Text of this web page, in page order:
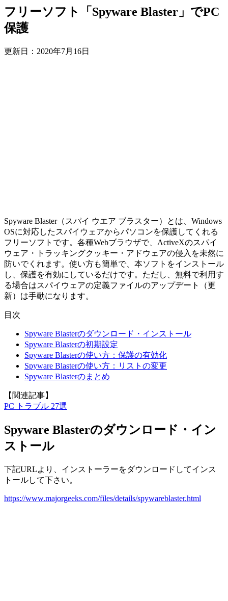
フリーソフト「Spyware Blaster」でPC
保護
更新日： 2020年7月16日
Spyware Blaster（スパイ ウエア ブラスター）とは、Windows
OSに対応したスパイウェアからパソコンを保護してくれる
フリーソフトです。各種Webブラウザで、ActiveXのスパイ
ウェア・トラッキングクッキー・アドウェアの侵入を未然に
防いでくれます。使い方も簡単で、本ソフトをインストール
し、保護を有効にしているだけです。ただし、無料で利用す
る場合はスパイウェアの定義ファイルのアップデート（更
新）は手動になります。
目次
Spyware Blasterのダウンロード・インストール
Spyware Blasterの初期設定
Spyware Blasterの使い方：保護の有効化
Spyware Blasterの使い方：リストの変更
Spyware Blasterのまとめ
【関連記事】
PC トラブル 27選
Spyware Blasterのダウンロード・イン
ストール
下記URLより、インストーラーをダウンロードしてインス
トールして下さい。
https://www.majorgeeks.com/files/details/spywareblaster.html